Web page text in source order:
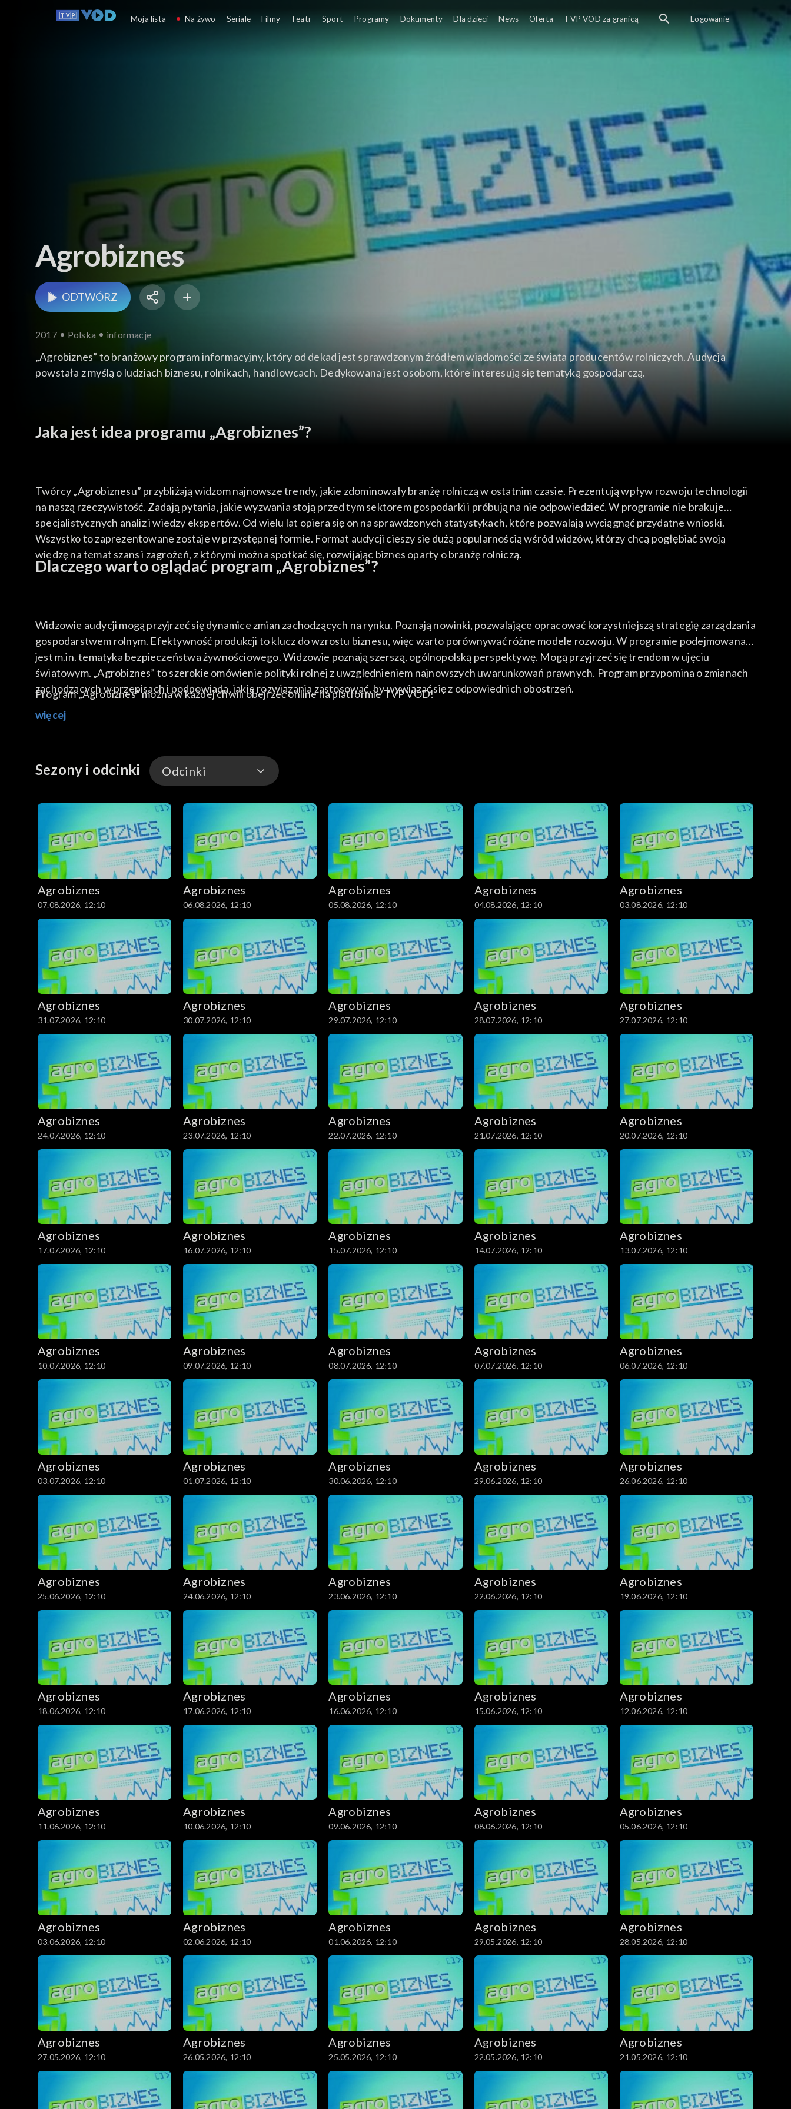
Agrobiznes
Agrobiznes
ODTWÓRZ
2017 Polska informacje
„Agrobiznes” to branżowy program informacyjny, który od dekad jest sprawdzonym źródłem wiadomości ze świata producentów rolniczych. Audycja
powstała z myślą o ludziach biznesu, rolnikach, handlowcach. Dedykowana jest osobom, które interesują się tematyką gospodarczą.
Jaka jest idea programu „Agrobiznes”?
Twórcy „Agrobiznesu” przybliżają widzom najnowsze trendy, jakie zdominowały branżę rolniczą w ostatnim czasie. Prezentują wpływ rozwoju technologii
na naszą rzeczywistość. Zadają pytania, jakie wyzwania stoją przed tym sektorem gospodarki i próbują na nie odpowiedzieć. W programie nie brakuje
specjalistycznych analiz i wiedzy ekspertów. Od wielu lat opiera się on na sprawdzonych statystykach, które pozwalają wyciągnąć przydatne wnioski.
Wszystko to zaprezentowane zostaje w przystępnej formie. Format audycji cieszy się dużą popularnością wśród widzów, którzy chcą pogłębiać swoją
wiedzę na temat szans i zagrożeń, z którymi można spotkać się, rozwijając biznes oparty o branżę rolniczą.
Dlaczego warto oglądać program „Agrobiznes”?
Widzowie audycji mogą przyjrzeć się dynamice zmian zachodzących na rynku. Poznają nowinki, pozwalające opracować korzystniejszą strategię zarządzania
gospodarstwem rolnym. Efektywność produkcji to klucz do wzrostu biznesu, więc warto porównywać różne modele rozwoju. W programie podejmowana
jest m.in. tematyka bezpieczeństwa żywnościowego. Widzowie poznają szerszą, ogólnopolską perspektywę. Mogą przyjrzeć się trendom w ujęciu
światowym. „Agrobiznes” to szerokie omówienie polityki rolnej z uwzględnieniem najnowszych uwarunkowań prawnych. Program przypomina o zmianach
zachodzących w przepisach i podpowiada, jakie rozwiązania zastosować, by wywiązać się z odpowiednich obostrzeń.
Program „Agrobiznes” można w każdej chwili obejrzeć online na platformie TVP VOD!
więcej
Sezony i odcinki Odcinki
Odcinki
Agrobiznes
07.08.2026, 12:10
Agrobiznes
06.08.2026, 12:10
Agrobiznes
05.08.2026, 12:10
Agrobiznes
04.08.2026, 12:10
Agrobiznes
03.08.2026, 12:10
Agrobiznes
31.07.2026, 12:10
Agrobiznes
30.07.2026, 12:10
Agrobiznes
29.07.2026, 12:10
Agrobiznes
28.07.2026, 12:10
Agrobiznes
27.07.2026, 12:10
Agrobiznes
24.07.2026, 12:10
Agrobiznes
23.07.2026, 12:10
Agrobiznes
22.07.2026, 12:10
Agrobiznes
21.07.2026, 12:10
Agrobiznes
20.07.2026, 12:10
Agrobiznes
17.07.2026, 12:10
Agrobiznes
16.07.2026, 12:10
Agrobiznes
15.07.2026, 12:10
Agrobiznes
14.07.2026, 12:10
Agrobiznes
13.07.2026, 12:10
Agrobiznes
10.07.2026, 12:10
Agrobiznes
09.07.2026, 12:10
Agrobiznes
08.07.2026, 12:10
Agrobiznes
07.07.2026, 12:10
Agrobiznes
06.07.2026, 12:10
Agrobiznes
03.07.2026, 12:10
Agrobiznes
01.07.2026, 12:10
Agrobiznes
30.06.2026, 12:10
Agrobiznes
29.06.2026, 12:10
Agrobiznes
26.06.2026, 12:10
Agrobiznes
25.06.2026, 12:10
Agrobiznes
24.06.2026, 12:10
Agrobiznes
23.06.2026, 12:10
Agrobiznes
22.06.2026, 12:10
Agrobiznes
19.06.2026, 12:10
Agrobiznes
18.06.2026, 12:10
Agrobiznes
17.06.2026, 12:10
Agrobiznes
16.06.2026, 12:10
Agrobiznes
15.06.2026, 12:10
Agrobiznes
12.06.2026, 12:10
Agrobiznes
11.06.2026, 12:10
Agrobiznes
10.06.2026, 12:10
Agrobiznes
09.06.2026, 12:10
Agrobiznes
08.06.2026, 12:10
Agrobiznes
05.06.2026, 12:10
Agrobiznes
03.06.2026, 12:10
Agrobiznes
02.06.2026, 12:10
Agrobiznes
01.06.2026, 12:10
Agrobiznes
29.05.2026, 12:10
Agrobiznes
28.05.2026, 12:10
Agrobiznes
27.05.2026, 12:10
Agrobiznes
26.05.2026, 12:10
Agrobiznes
25.05.2026, 12:10
Agrobiznes
22.05.2026, 12:10
Agrobiznes
21.05.2026, 12:10
Moja lista Na żywo Seriale Filmy Teatr Sport Programy Dokumenty Dla dzieci News Oferta TVP VOD za granicą Logowanie